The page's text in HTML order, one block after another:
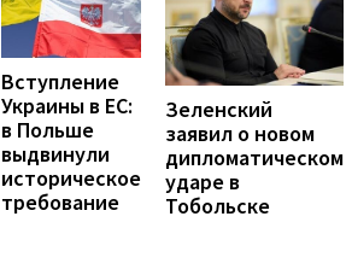
Вступление
Украины в ЕС:
в Польше
выдвинули
историческое
требование
Зеленский
заявил о новом
дипломатическом
ударе в
Тобольске